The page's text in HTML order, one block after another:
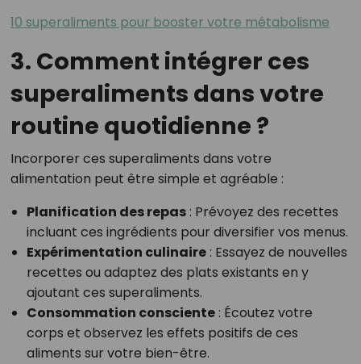
10 superaliments pour booster votre métabolisme
3. Comment intégrer ces
superaliments dans votre
routine quotidienne ?
Incorporer ces superaliments dans votre
alimentation peut être simple et agréable :
Planification des repas: Prévoyez des recettes
incluant ces ingrédients pour diversifier vos menus.
Expérimentation culinaire: Essayez de nouvelles
recettes ou adaptez des plats existants en y
ajoutant ces superaliments.
Consommation consciente: Écoutez votre
corps et observez les effets positifs de ces
aliments sur votre bien-être.